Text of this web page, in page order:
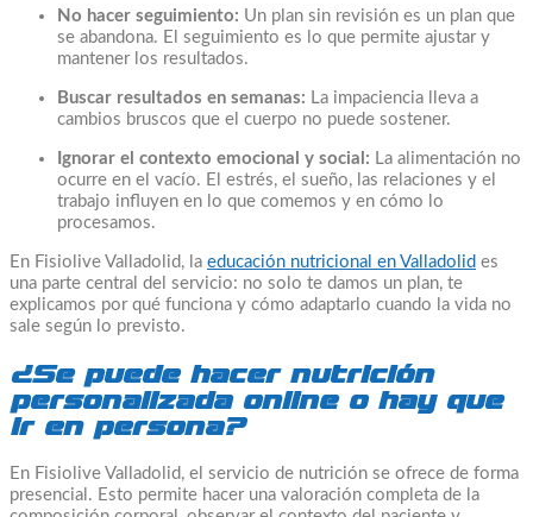
No hacer seguimiento: Un plan sin revisión es un plan que
se abandona. El seguimiento es lo que permite ajustar y
mantener los resultados.
Buscar resultados en semanas: La impaciencia lleva a
cambios bruscos que el cuerpo no puede sostener.
Ignorar el contexto emocional y social: La alimentación no
ocurre en el vacío. El estrés, el sueño, las relaciones y el
trabajo influyen en lo que comemos y en cómo lo
procesamos.
En Fisiolive Valladolid, la educación nutricional en Valladolid es
una parte central del servicio: no solo te damos un plan, te
explicamos por qué funciona y cómo adaptarlo cuando la vida no
sale según lo previsto.
¿Se puede hacer nutrición
personalizada online o hay que
ir en persona?
En Fisiolive Valladolid, el servicio de nutrición se ofrece de forma
presencial. Esto permite hacer una valoración completa de la